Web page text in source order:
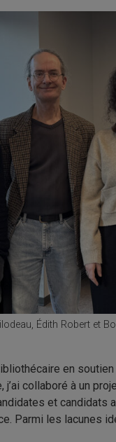
Édith Robert et
en
collaboré à un
et candidats
Parmi les lacunes